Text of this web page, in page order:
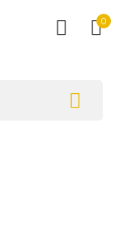
0